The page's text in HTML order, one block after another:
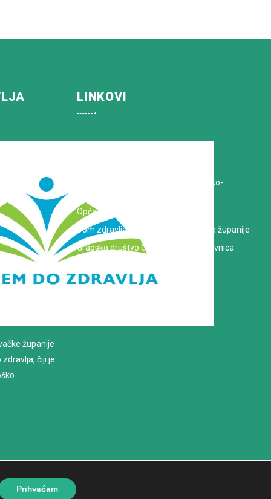
Prihvaćam
županije
čiji je
LINKOVI
Zavod za javno zdravstvo Koprivničko-
Opća bolnica dr. Tomislav Bardek
Dom zdravlja Koprivničko-križevačke županije
Gradsko društvo Crvenog križa Koprivnica